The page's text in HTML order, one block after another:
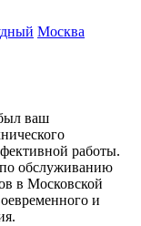
Москва
ваш
работы.
обслуживанию
в Московской
и